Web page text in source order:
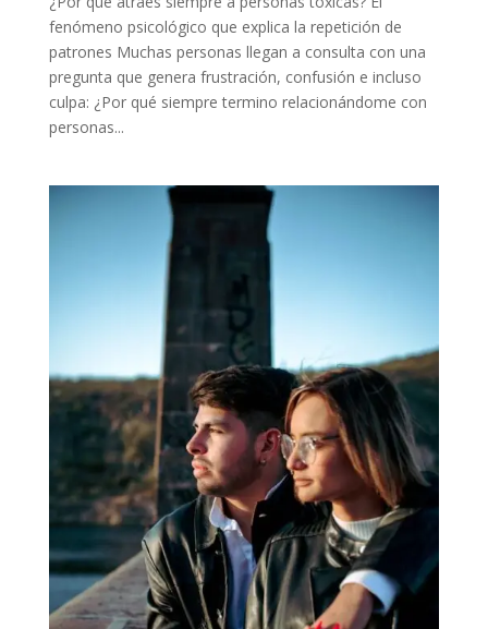
fenómeno psicológico que explica la repetición de
patrones Muchas personas llegan a consulta con una
pregunta que genera frustración, confusión e incluso
culpa: ¿Por qué siempre termino relacionándome con
personas...